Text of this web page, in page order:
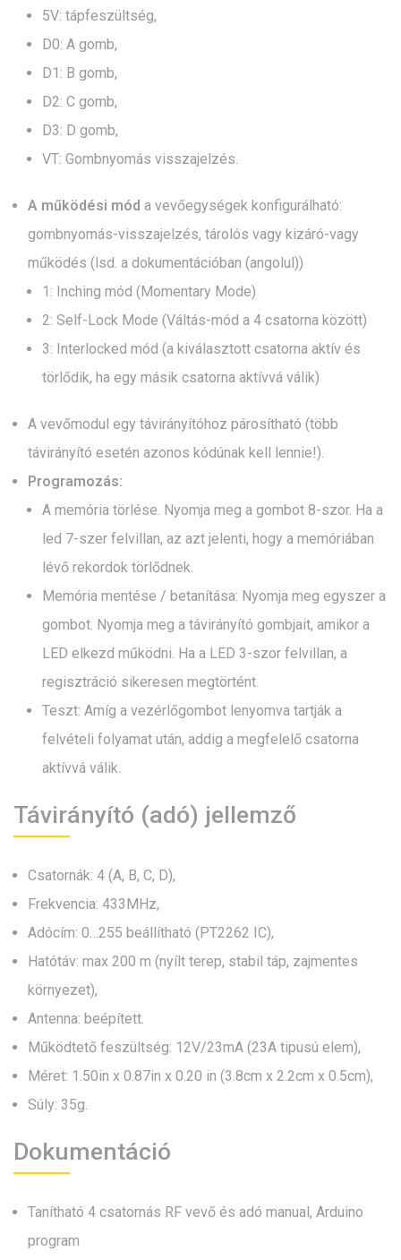
5V: tápfeszültség,
D0: A gomb,
D1: B gomb,
D2: C gomb,
D3: D gomb,
VT: Gombnyomás visszajelzés.
A működési mód a vevőegységek konfigurálható:
gombnyomás-visszajelzés, tárolós vagy kizáró-vagy
működés (lsd. a dokumentációban (angolul))
1: Inching mód (Momentary Mode)
2: Self-Lock Mode (Váltás-mód a 4 csatorna között)
3: Interlocked mód (a kiválasztott csatorna aktív és
törlődik, ha egy másik csatorna aktívvá válik)
A vevőmodul egy távirányítóhoz párosítható (több
távirányító esetén azonos kódúnak kell lennie!).
Programozás:
A memória törlése. Nyomja meg a gombot 8-szor. Ha a
led 7-szer felvillan, az azt jelenti, hogy a memóriában
lévő rekordok törlődnek.
Memória mentése / betanítása: Nyomja meg egyszer a
gombot. Nyomja meg a távirányító gombjait, amikor a
LED elkezd működni. Ha a LED 3-szor felvillan, a
regisztráció sikeresen megtörtént.
Teszt: Amíg a vezérlőgombot lenyomva tartják a
felvételi folyamat után, addig a megfelelő csatorna
aktívvá válik.
Távirányító (adó) jellemző
Csatornák: 4 (A, B, C, D),
Frekvencia: 433MHz,
Adócím: 0…255 beállítható (PT2262 IC),
Hatótáv: max 200 m (nyílt terep, stabil táp, zajmentes
környezet),
Antenna: beépített.
Működtető feszültség: 12V/23mA (23A tipusú elem),
Méret: 1.50in x 0.87in x 0.20 in (3.8cm x 2.2cm x 0.5cm),
Súly: 35g.
Dokumentáció
Tanítható 4 csatornás RF vevő és adó manual, Arduino
program